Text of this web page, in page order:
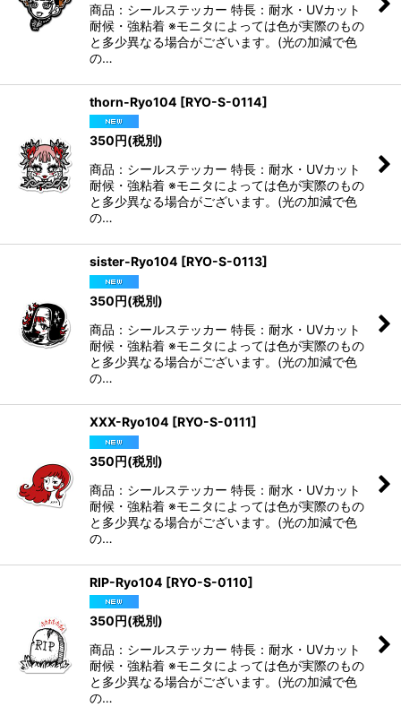
商品：シールステッカー 特長：耐水・UVカット
耐候・強粘着 ※モニタによっては色が実際のもの
と多少異なる場合がございます。(光の加減で色
の…
thorn-Ryo104 [RYO-S-0114]
350円(税別)
商品：シールステッカー 特長：耐水・UVカット
耐候・強粘着 ※モニタによっては色が実際のもの
と多少異なる場合がございます。(光の加減で色
の…
sister-Ryo104 [RYO-S-0113]
350円(税別)
商品：シールステッカー 特長：耐水・UVカット
耐候・強粘着 ※モニタによっては色が実際のもの
と多少異なる場合がございます。(光の加減で色
の…
XXX-Ryo104 [RYO-S-0111]
350円(税別)
商品：シールステッカー 特長：耐水・UVカット
耐候・強粘着 ※モニタによっては色が実際のもの
と多少異なる場合がございます。(光の加減で色
の…
RIP-Ryo104 [RYO-S-0110]
350円(税別)
商品：シールステッカー 特長：耐水・UVカット
耐候・強粘着 ※モニタによっては色が実際のもの
と多少異なる場合がございます。(光の加減で色
の…